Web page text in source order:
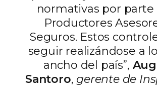
normativas por parte
Productores
Seguros. Estos
seguir realizándose a
ancho del país”,
Santoro, gerente de